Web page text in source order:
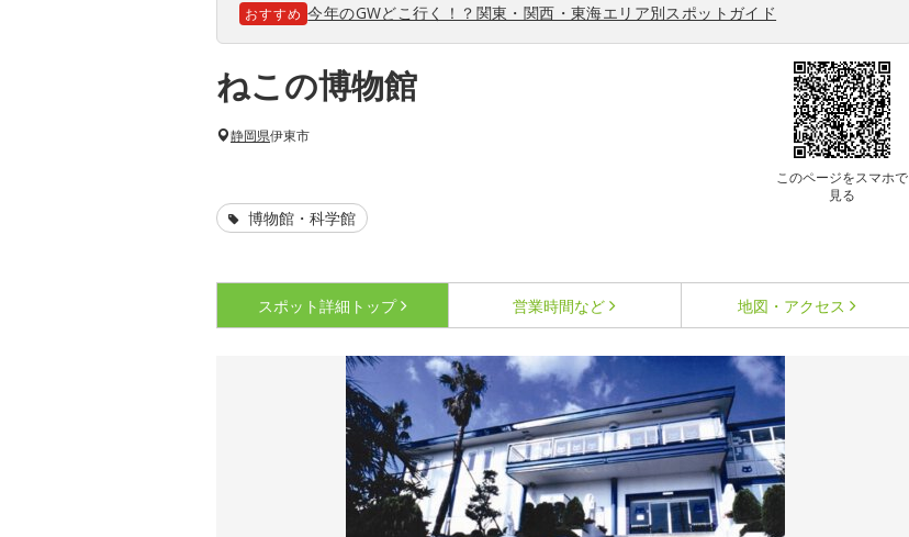
おすすめ 今年のGWどこ行く！？関東・関西・東海エリア別スポットガイド
ねこの博物館
このページをスマホで
見る
静岡県伊東市
博物館・科学館
スポット詳細 トップ 営業時間など 地図・アクセス